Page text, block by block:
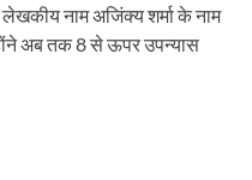
नाम अजिंक्य शर्मा के नाम
अब तक 8 से ऊपर उपन्यास